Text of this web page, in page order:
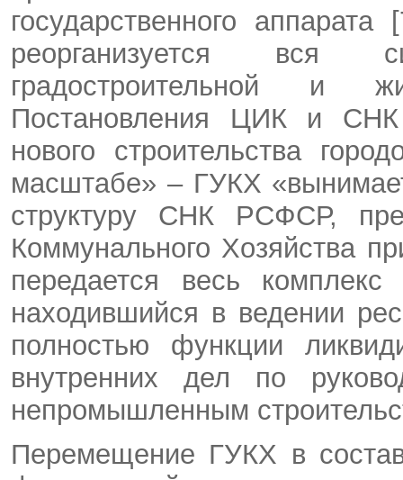
государственного
реорганизуется вся
градостроительной и
Постановления ЦИК и
нового строительства
масштабе» – ГУКХ
структуру СНК РСФСР,
Коммунального Хозяйства
передается весь
находившийся в ведении
полностью функции
внутренних дел по
непромышленным
Перемещение ГУКХ в